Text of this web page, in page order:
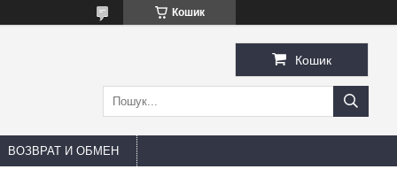
Кошик
Кошик
ВОЗВРАТ И ОБМЕН